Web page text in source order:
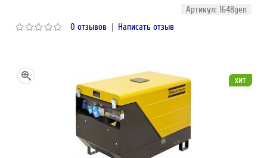
Артикул: 1648gen
0 отзывов | Написать отзыв
хит